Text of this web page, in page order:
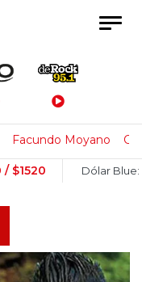
Facundo Moyano
Dólar Blue: $1505 /